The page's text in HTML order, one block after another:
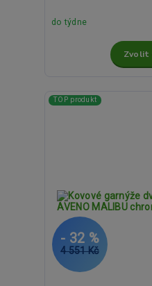
do týdne
Zvolit
TOP produkt
4 551 Kč
- 32 %